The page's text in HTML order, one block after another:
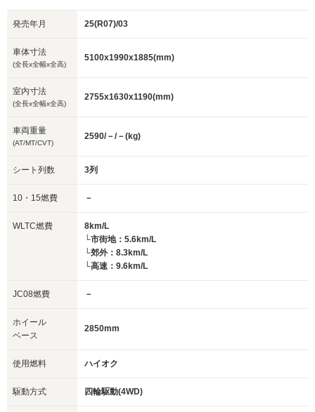
発売年月 25(R07)/03
車体寸法
(全長x全幅x全高)
5100x1990x1885(mm)
室内寸法
(全長x全幅x全高)
2755x1630x1190(mm)
車両重量
(AT/MT/CVT)
2590/－/－(kg)
シート列数 3列
10・15燃費 －
WLTC燃費
8km/L
└市街地：5.6km/L
└郊外：8.3km/L
└高速：9.6km/L
JC08燃費 －
ホイール
ベース
2850mm
使用燃料 ハイオク
駆動方式 四輪駆動(4WD)